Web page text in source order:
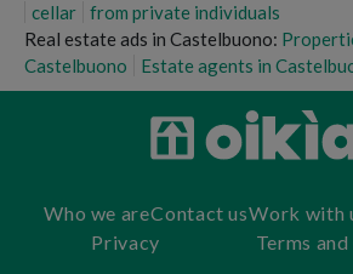
cellar
from private individuals
Real estate ads in Castelbuono:
Castelbuono
Estate agents in
Who we areContact usWork with
Privacy
Terms